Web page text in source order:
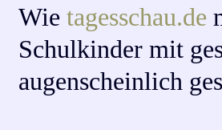
Wietagesschau.de
Schulkinder mit
augenscheinlich